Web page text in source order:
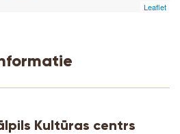
Leaflet
Kultūras centrs